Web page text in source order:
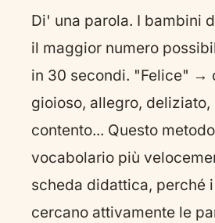
Di' una parola. I bambini
il maggior numero
in 30 secondi. "Felice" →
gioioso, allegro,
contento... Questo
vocabolario più
scheda didattica, perché
cercano attivamente le